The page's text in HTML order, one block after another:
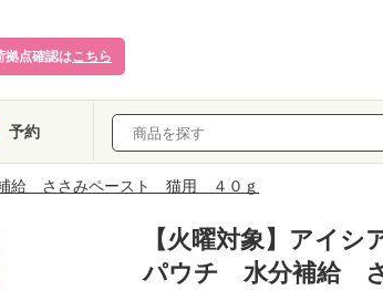
拠点確認はこちら
予約
給 ささみペースト 猫用 ４０ｇ
【火曜対象】アイ
パウチ 水分補給